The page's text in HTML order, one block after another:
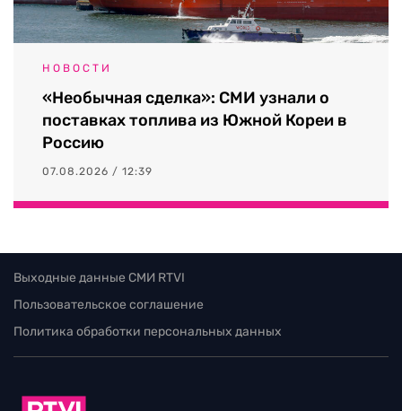
НОВОСТИ
«Необычная сделка»: СМИ узнали о
поставках топлива из Южной Кореи в
Россию
07.08.2026 / 12:39
Выходные данные СМИ RTVI
Пользовательское соглашение
Политика обработки персональных данных